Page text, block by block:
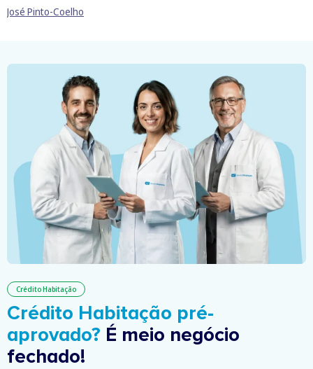
José Pinto-Coelho
Crédito Habitação
Crédito Habitação pré-
aprovado? É meio negócio
fechado!